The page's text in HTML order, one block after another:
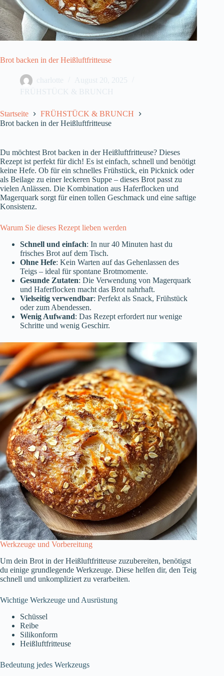
Brot backen in der Heißluftfritteuse
charlotte
August 20, 2025
FRÜHSTÜCK & BRUNCH
Startseite
FRÜHSTÜCK & BRUNCH
Brot backen in der Heißluftfritteuse
Du möchtest Brot backen in der Heißluftfritteuse? Dieses
Rezept ist perfekt für dich! Es ist einfach, schnell und benötigt
keine Hefe. Ob für ein schnelles Frühstück, ein Picknick oder
als Beilage zu einer leckeren Suppe – dieses Brot passt zu
vielen Anlässen. Die Kombination aus Haferflocken und
Magerquark sorgt für einen tollen Geschmack und eine saftige
Konsistenz.
Warum Sie dieses Rezept lieben werden
Schnell und einfach: In nur 40 Minuten hast du
frisches Brot auf dem Tisch.
Ohne Hefe: Kein Warten auf das Gehenlassen des
Teigs – ideal für spontane Brotmomente.
Gesunde Zutaten: Die Verwendung von Magerquark
und Haferflocken macht das Brot nahrhaft.
Vielseitig verwendbar: Perfekt als Snack, Frühstück
oder zum Abendessen.
Wenig Aufwand: Das Rezept erfordert nur wenige
Schritte und wenig Geschirr.
Werkzeuge und Vorbereitung
Um dein Brot in der Heißluftfritteuse zuzubereiten, benötigst
du einige grundlegende Werkzeuge. Diese helfen dir, den Teig
schnell und unkompliziert zu verarbeiten.
Wichtige Werkzeuge und Ausrüstung
Schüssel
Reibe
Silikonform
Heißluftfritteuse
Bedeutung jedes Werkzeugs